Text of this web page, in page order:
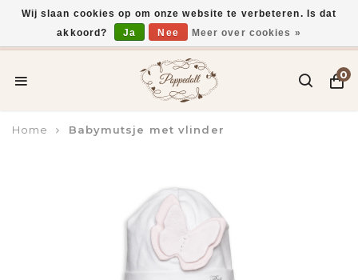
Voor 15:00 uur besteld, vandaag verzonden*
0
Home Babymutsje met vlinder
Wij slaan cookies op om onze website te verbeteren. Is dat
akkoord?
Ja Nee Meer over cookies »